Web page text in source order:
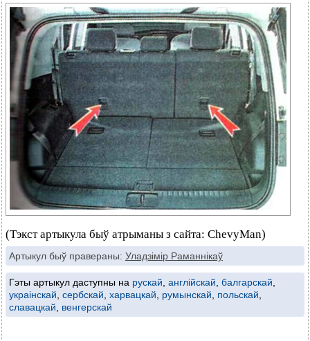
(Тэкст артыкула быў атрыманы з сайта: ChevyMan)
Артыкул быў правераны: Уладзімір Раманнікаў
Гэты артыкул даступны на рускай англійскай балгарскай
украінскай сербскай харвацкай румынскай польскай
славацкай
венгерскай